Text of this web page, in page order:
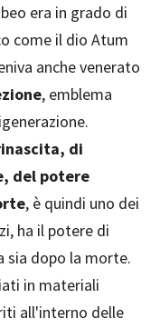
era in grado di
come il dio Atum
anche venerato
, emblema
di
del potere
, è quindi uno dei
ha il potere di
sia dopo la morte.
in materiali
all'interno delle